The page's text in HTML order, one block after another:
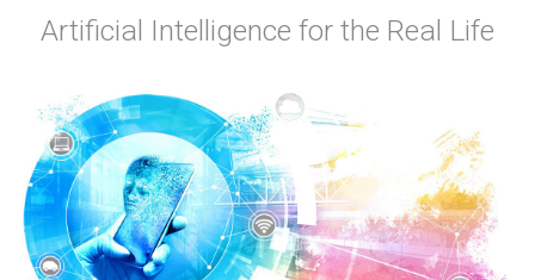
Artificial Intelligence for the Real Life